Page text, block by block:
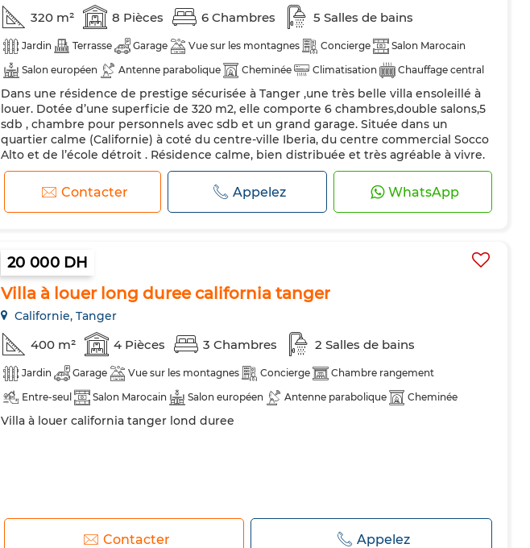
320 m² 8 Pièces 6 Chambres 5 Salles de bains
Jardin Terrasse Garage Vue sur les montagnes Concierge
Salon Marocain
Salon européen
Antenne parabolique Cheminée Climatisation
Chauffage central
Double vitrage
Cuisine équipée Four
Dans une résidence de prestige sécurisée à Tanger ,une très belle villa ensoleillé à
louer. Dotée d’une superficie de 320 m2, elle comporte 6 chambres,double salons,5
sdb , chambre pour personnels avec sdb et un grand garage. Située dans un
quartier calme (Californie) à coté du centre-ville Iberia, du centre commercial Socco
Alto et de l’école détroit . Résidence calme, bien distribuée et très agréable à vivre.
Disponible à partir du 1er juillet
Contacter Appelez WhatsApp
20 000 DH
Villa à louer long duree california tanger
Californie, Tanger
400 m² 4 Pièces 3 Chambres 2 Salles de bains
Jardin Garage Vue sur les montagnes Concierge
Chambre rangement
Entre-seul
Salon Marocain Salon européen Antenne parabolique
Cheminée
Climatisation
Sécurité Double vitrage
Villa à louer california tanger lond duree
Contacter Appelez